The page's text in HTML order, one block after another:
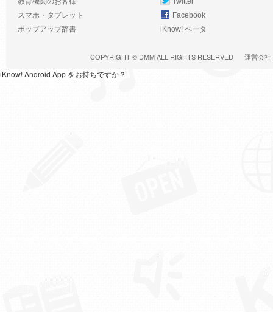
スマホ・タブレット
ポップアップ辞書
Facebook
iKnow! ベータ
COPYRIGHT © DMMALL RIGHTS RESERVED 運営会社
iKnow! Android App をお持ちですか？